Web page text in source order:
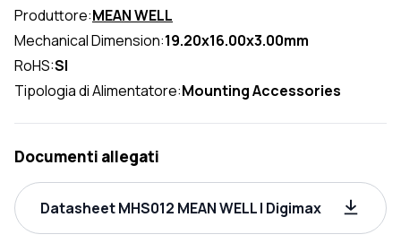
Produttore:MEAN WELL
Mechanical Dimension:19.20x16.00x3.00mm
RoHS:SI
Tipologia di Alimentatore:Mounting Accessories
Documenti allegati
Datasheet MHS012 MEAN WELL | Digimax